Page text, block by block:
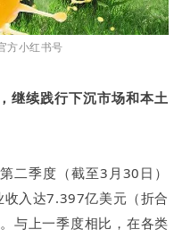
方小红书号
继续践行下沉市场和本土
二季度（截至3月30日）
入达7.397亿美元（折合
与上一季度相比，在各类